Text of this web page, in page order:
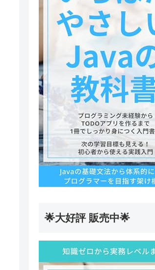
🌟大好評 販売中🌟